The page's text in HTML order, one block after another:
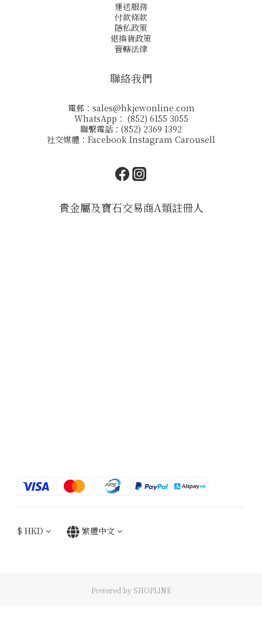
運送服務
付款條款
隱私政策
退換貨政策
管轄法律
聯絡我們
電郵： sales@hkjewonline.com
WhatsApp： (852) 6155 3055
聯繫電話：(852) 2369 1392
社交媒體： Facebook Instagram Carousell
貴金屬及寶石交易商A類註冊人
$ HKD 繁體中文
Powered by SHOPLINE